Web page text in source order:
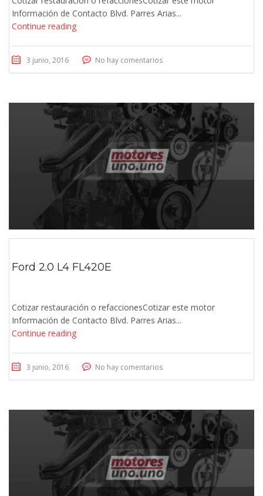
Información de Contacto Blvd. Parres Arias...
Continue reading
3 junio, 2016 No hay comentarios
Ford 2.0 L4 FL420E
Cotizar restauración o refaccionesCotizar este motor
Información de Contacto Blvd. Parres Arias...
Continue reading
3 junio, 2016 No hay comentarios